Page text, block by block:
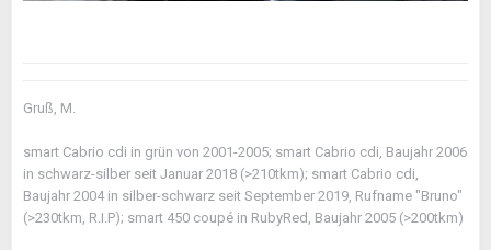
Gruß, M.
smart Cabrio cdi in grün von 2001-2005; smart Cabrio cdi, Baujahr 2006
in schwarz-silber seit Januar 2018 (>210tkm); smart Cabrio cdi,
Baujahr 2004 in silber-schwarz seit September 2019, Rufname "Bruno"
(>230tkm, R.I.P); smart 450 coupé in RubyRed, Baujahr 2005 (>200tkm)